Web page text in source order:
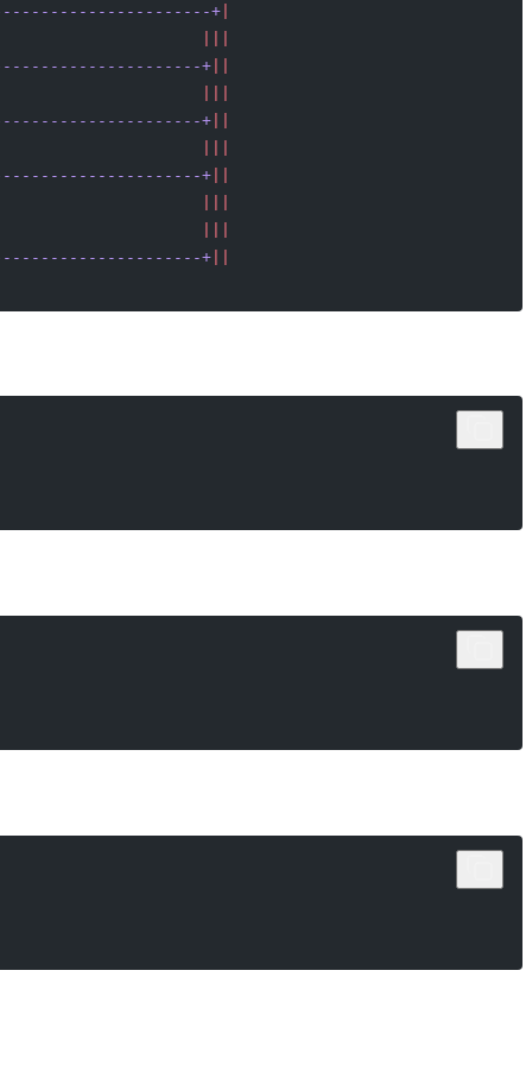
+|
+||
+||
+||
|||
+||